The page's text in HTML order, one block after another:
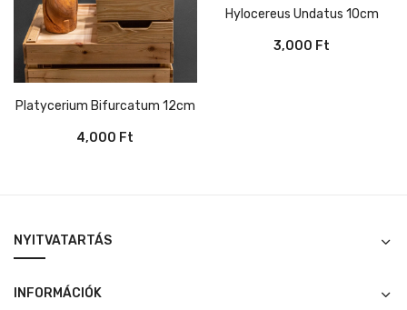
Platycerium Bifurcatum 12cm
4,000 Ft
Hylocereus Undatus 10cm
3,000 Ft
NYITVATARTÁS
INFORMÁCIÓK